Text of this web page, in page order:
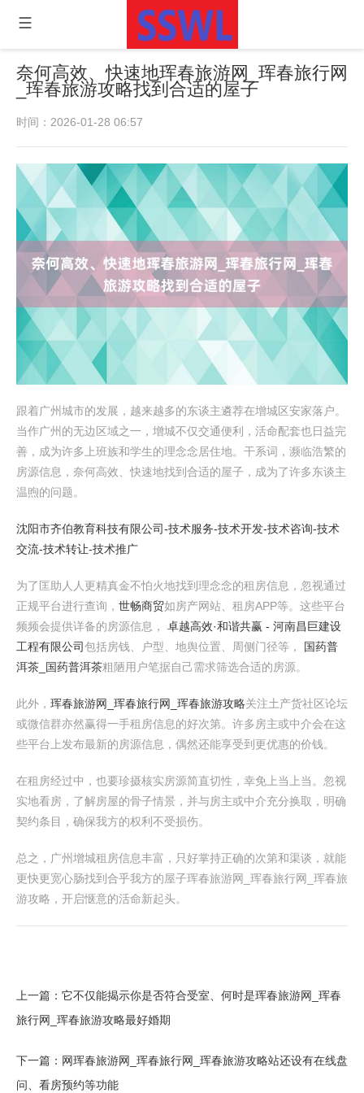
奈何高效、快速地珲春旅游网_珲春旅行网
_珲春旅游攻略找到合适的屋子
时间：2026-01-28 06:57
跟着广州城市的发展，越来越多的东谈主遴荐在增城区安家落户。
当作广州的无边区域之一，增城不仅交通便利，活命配套也日益完
善，成为许多上班族和学生的理念念居住地。干系词，濒临浩繁的
房源信息，奈何高效、快速地找到合适的屋子，成为了许多东谈主
温煦的问题。
沈阳市齐伯教育科技有限公司-技术服务-技术开发-技术咨询-技术
交流-技术转让-技术推广
为了匡助人人更精真金不怕火地找到理念念的租房信息，忽视通过
正规平台进行查询， 世畅商贸如房产网站、租房APP等。这些平台
频频会提供详备的房源信息， 卓越高效·和谐共赢 - 河南昌巨建设
工程有限公司包括房钱、户型、地舆位置、周侧门径等，
国药普
洱茶_国药普洱茶粗陋用户笔据自己需求筛选合适的房源。
此外， 珲春旅游网_珲春旅行网_珲春旅游攻略关注土产货社区论坛
或微信群亦然赢得一手租房信息的好次第。许多房主或中介会在这
些平台上发布最新的房源信息，偶然还能享受到更优惠的价钱。
在租房经过中，也要珍摄核实房源简直切性，幸免上当上当。忽视
实地看房，了解房屋的骨子情景，并与房主或中介充分换取，明确
契约条目，确保我方的权利不受损伤。
总之，广州增城租房信息丰富，只好掌持正确的次第和渠谈，就能
更快更宽心肠找到合乎我方的屋子珲春旅游网_珲春旅行网_珲春旅
游攻略，开启惬意的活命新起头。
上一篇： 它不仅能揭示你是否符合受室、何时是珲春旅游网_珲春
旅行网_珲春旅游攻略最好婚期
下一篇： 网珲春旅游网_珲春旅行网_珲春旅游攻略站还设有在线盘
问、看房预约等功能